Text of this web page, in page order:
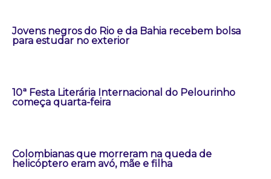
Jovens negros do Rio e da Bahia recebem bolsa
para estudar no exterior
10ª Festa Literária Internacional do Pelourinho
começa quarta-feira
Colombianas que morreram na queda de
helicóptero eram avó, mãe e filha